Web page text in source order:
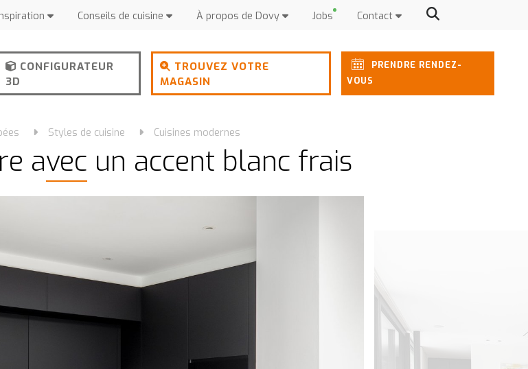
Conseils de cuisine À propos de Dovy Jobs Contact
CONFIGURATEUR
3D
TROUVEZ VOTRE
MAGASIN
PRENDRE RENDEZ-
VOUS
Styles de cuisine Cuisines modernes
avec un accent blanc frais